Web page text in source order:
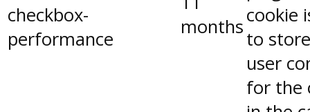
checkbox-
performance
monthscookie
to
user
for the